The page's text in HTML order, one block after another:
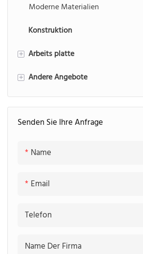
Schlankes Shaker-Panel
Pfosten & Lamellentüren
Plattenplatte
Geriffelte Platte
Moderne Materialien
Konstruktion
+ Arbeits platte
Arbeitsplatte aus Quarzstein
Arbeitsplatte aus Marmor
Arbeitsplatte aus gesintertem
+ Andere Angebote
Speisekammer
Wäscherei
TV-Schrank
Senden Sie Ihre Anfrage
Name
Email
Telefon
Name Der Firma